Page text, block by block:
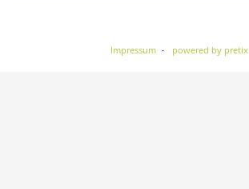
Impressum powered by pretix